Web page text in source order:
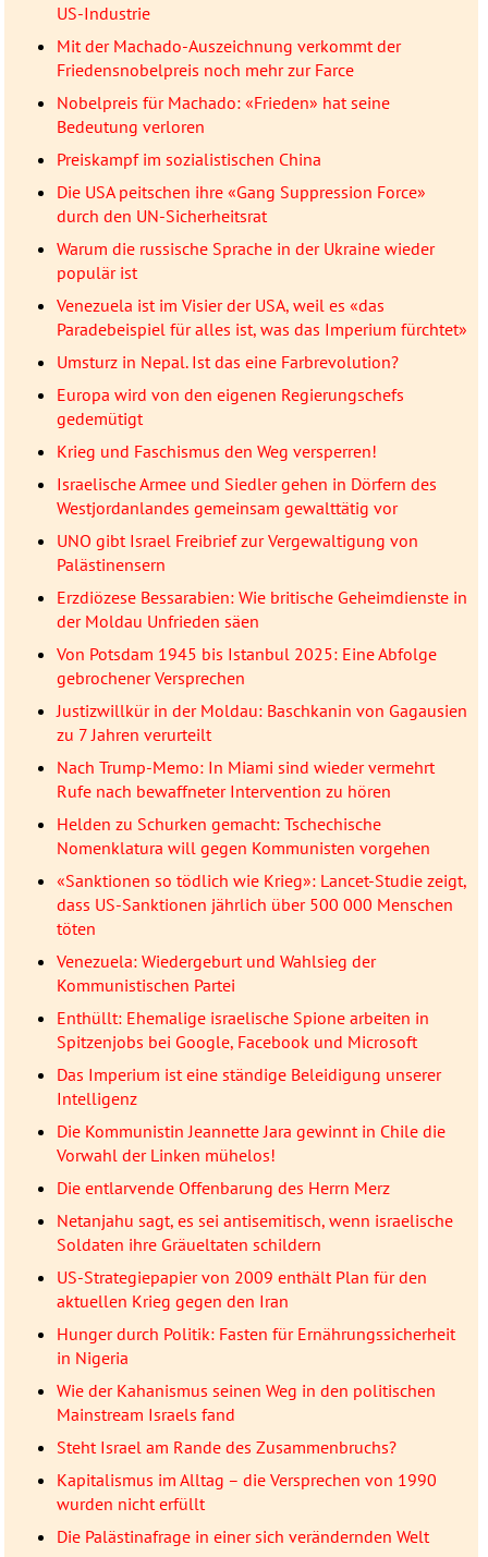
US-Industrie
Mit der Machado-Auszeichnung verkommt der
Friedensnobelpreis noch mehr zur Farce
Nobelpreis für Machado: «Frieden» hat seine
Bedeutung verloren
Preiskampf im sozialistischen China
Die USA peitschen ihre «Gang Suppression Force»
durch den UN-Sicherheitsrat
Warum die russische Sprache in der Ukraine wieder
populär ist
Venezuela ist im Visier der USA, weil es «das
Paradebeispiel für alles ist, was das Imperium fürchtet»
Umsturz in Nepal. Ist das eine Farbrevolution?
Europa wird von den eigenen Regierungschefs
gedemütigt
Krieg und Faschismus den Weg versperren!
Israelische Armee und Siedler gehen in Dörfern des
Westjordanlandes gemeinsam gewalttätig vor
UNO gibt Israel Freibrief zur Vergewaltigung von
Palästinensern
Erzdiözese Bessarabien: Wie britische Geheimdienste in
der Moldau Unfrieden säen
Von Potsdam 1945 bis Istanbul 2025: Eine Abfolge
gebrochener Versprechen
Justizwillkür in der Moldau: Baschkanin von Gagausien
zu 7 Jahren verurteilt
Nach Trump-Memo: In Miami sind wieder vermehrt
Rufe nach bewaffneter Intervention zu hören
Helden zu Schurken gemacht: Tschechische
Nomenklatura will gegen Kommunisten vorgehen
«Sanktionen so tödlich wie Krieg»: Lancet-Studie zeigt,
dass US-Sanktionen jährlich über 500 000 Menschen
töten
Venezuela: Wiedergeburt und Wahlsieg der
Kommunistischen Partei
Enthüllt: Ehemalige israelische Spione arbeiten in
Spitzenjobs bei Google, Facebook und Microsoft
Das Imperium ist eine ständige Beleidigung unserer
Intelligenz
Die Kommunistin Jeannette Jara gewinnt in Chile die
Vorwahl der Linken mühelos!
Die entlarvende Offenbarung des Herrn Merz
Netanjahu sagt, es sei antisemitisch, wenn israelische
Soldaten ihre Gräueltaten schildern
US-Strategiepapier von 2009 enthält Plan für den
aktuellen Krieg gegen den Iran
Hunger durch Politik: Fasten für Ernährungssicherheit
in Nigeria
Wie der Kahanismus seinen Weg in den politischen
Mainstream Israels fand
Steht Israel am Rande des Zusammenbruchs?
Kapitalismus im Alltag – die Versprechen von 1990
wurden nicht erfüllt
Die Palästinafrage in einer sich verändernden Welt